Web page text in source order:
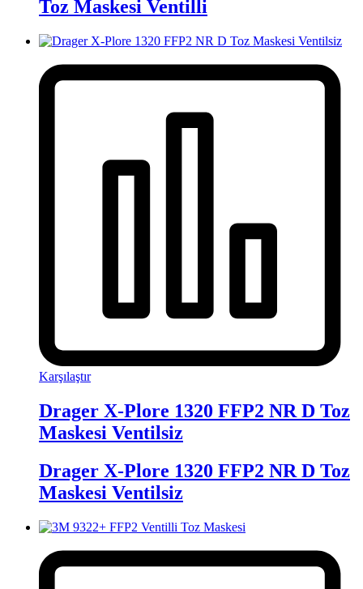
Toz Maskesi Ventilli
Karşılaştır
Drager X-Plore 1320 FFP2 NR D Toz
Maskesi Ventilsiz
Drager X-Plore 1320 FFP2 NR D Toz
Maskesi Ventilsiz